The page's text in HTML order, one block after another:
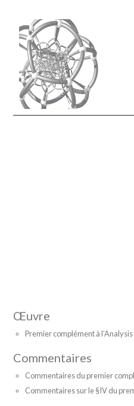
Œuvre
Premier complément à l’Analysis
Commentaires
Commentaires du premier
Commentaires sur le §IV du